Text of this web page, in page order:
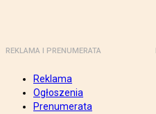
REKLAMA I PRENUMERATA
Reklama
Ogłoszenia
Prenumerata